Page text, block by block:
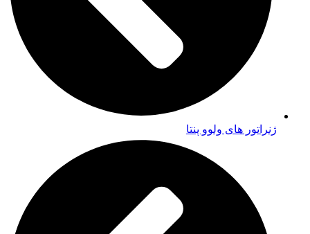
ژنراتور های ولوو پنتا